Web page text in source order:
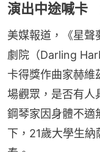
演出中途喊卡
美媒報道，《星聲
劇院（Darling
卡得獎作曲家赫
場觀眾，是否有人
鋼琴家因身體不適
下，21歲大學生